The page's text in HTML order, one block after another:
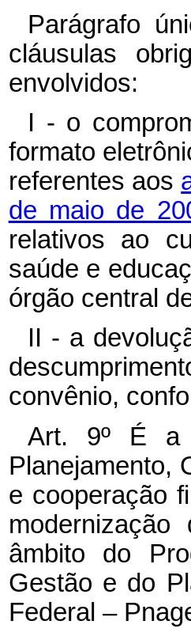
Parágrafo
cláusulas
envolvidos:
I - o
formato
referentes aos
de maio de
relativos ao
saúde e
órgão central
II - a
convênio,
Art. 9º É a
Planejamento,
e cooperação
âmbito do
Gestão e do
Federal –